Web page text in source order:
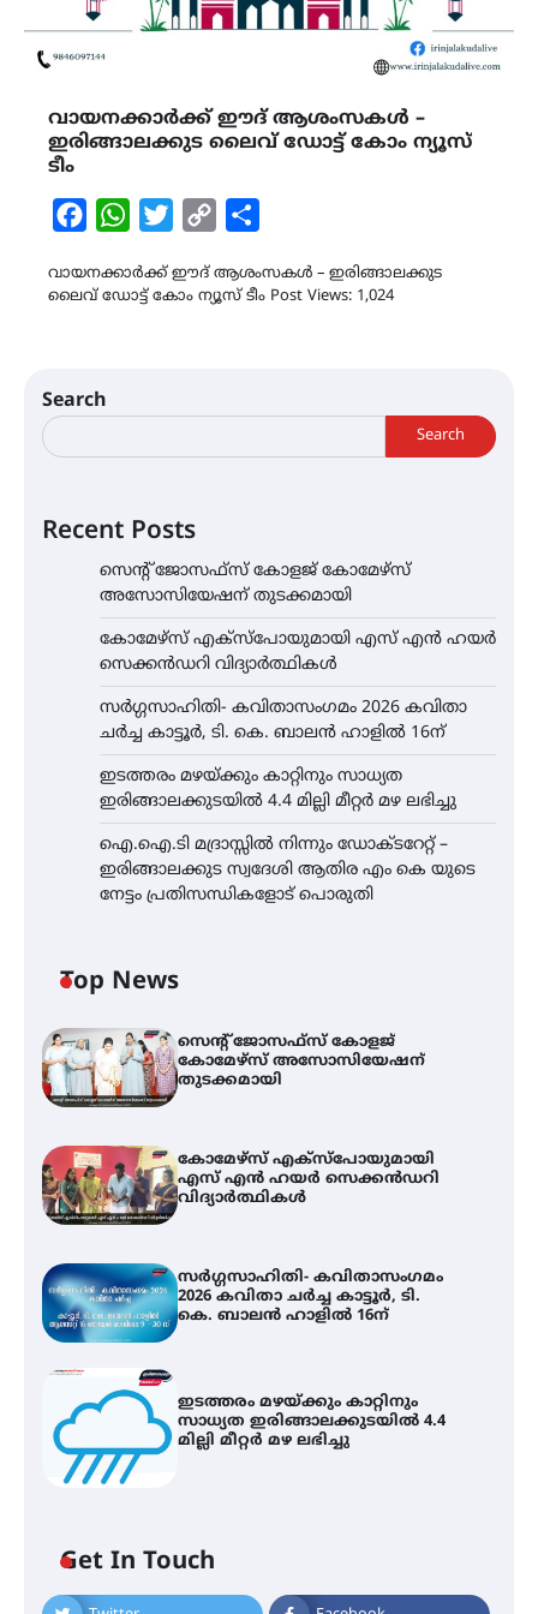
വായനക്കാർക്ക് ഈദ് ആശംസകൾ –
ഇരിങ്ങാലക്കുട ലൈവ് ഡോട്ട് കോം ന്യൂസ്
ടീം
FacebookWhatsAppTwitterCopy
വായനക്കാർക്ക് ഈദ് ആശംസകൾ – ഇരിങ്ങാലക്കുട
ലൈവ് ഡോട്ട് കോം ന്യൂസ് ടീം Post Views: 1,024
Search
Search
Recent Posts
സെന്റ് ജോസഫ്സ് കോളജ് കോമേഴ്‌സ്
അസോസിയേഷന് തുടക്കമായി
കോമേഴ്സ് എക്സ്പോയുമായി എസ് എൻ ഹയർ
സെക്കൻഡറി വിദ്യാർത്ഥികൾ
സർഗ്ഗസാഹിതി- കവിതാസംഗമം 2026 കവിതാ
ചർച്ച കാട്ടൂർ, ടി. കെ. ബാലൻ ഹാളിൽ 16ന്
ഇടത്തരം മഴയ്ക്കും കാറ്റിനും സാധ്യത
ഇരിങ്ങാലക്കുടയിൽ 4.4 മില്ലി മീറ്റർ മഴ ലഭിച്ചു
ഐ.ഐ.ടി മദ്രാസ്സിൽ നിന്നും ഡോക്ടറേറ്റ് –
ഇരിങ്ങാലക്കുട സ്വദേശി ആതിര എം കെ യുടെ
നേട്ടം പ്രതിസന്ധികളോട് പൊരുതി
Top News
സെന്റ് ജോസഫ്സ് കോളജ്
കോമേഴ്‌സ് അസോസിയേഷന്
തുടക്കമായി
കോമേഴ്സ് എക്സ്പോയുമായി
എസ് എൻ ഹയർ സെക്കൻഡറി
വിദ്യാർത്ഥികൾ
സർഗ്ഗസാഹിതി- കവിതാസംഗമം
2026 കവിതാ ചർച്ച കാട്ടൂർ, ടി.
കെ. ബാലൻ ഹാളിൽ 16ന്
ഇടത്തരം മഴയ്ക്കും കാറ്റിനും
സാധ്യത ഇരിങ്ങാലക്കുടയിൽ 4.4
മില്ലി മീറ്റർ മഴ ലഭിച്ചു
Get In Touch
കോമേഴ്സ് എക്സ്പോയുമായി